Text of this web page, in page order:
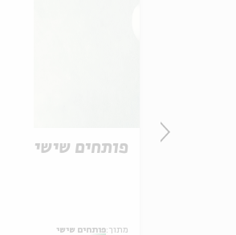
פותחים שישי
מתוך:פותחים שישי